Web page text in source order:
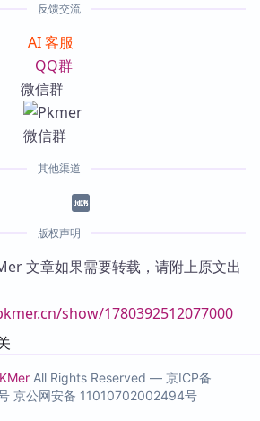
反馈交流
AI 客服
QQ群
微信群
其他渠道
版权声明
文章如果需要转载，请附上原文出
show/1780392512077000
All Rights Reserved — 京ICP备
京公网安备 11010702002494号